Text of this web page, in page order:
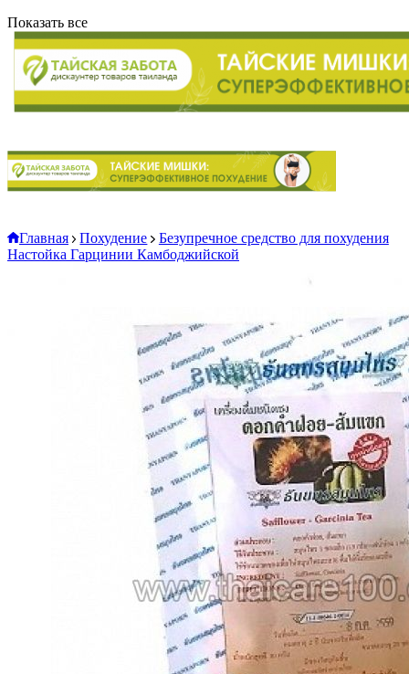
Показать все
Главная Похудение
Безупречное средство для похудения
Настойка Гарцинии Камбоджийской